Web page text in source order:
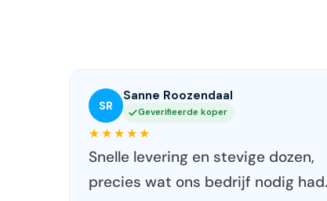
JH
Joren Haverkamp
Geverifieerde koper
★★★★★
Makkelijk bestellen en supersnel
geleverd. We bestellen hier nu